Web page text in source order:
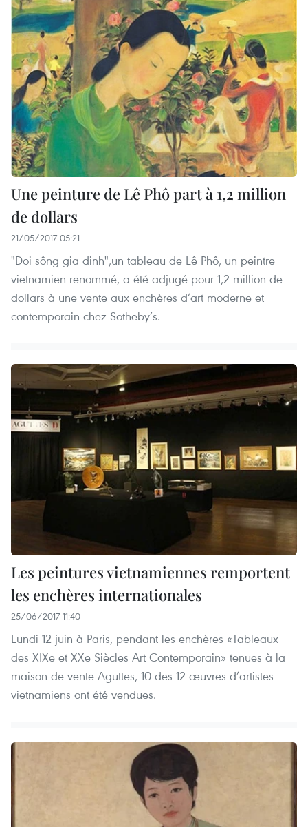
Une peinture de Lê Phô part à 1,2 million
de dollars
21/05/2017 05:21
"Doi sông gia dinh",un tableau de Lê Phô, un peintre
vietnamien renommé, a été adjugé pour 1,2 million de
dollars à une vente aux enchères d’art moderne et
contemporain chez Sotheby’s.
Les peintures vietnamiennes remportent
les enchères internationales
25/06/2017 11:40
Lundi 12 juin à Paris, pendant les enchères «Tableaux
des XIXe et XXe Siècles Art Contemporain» tenues à la
maison de vente Aguttes, 10 des 12 œuvres d’artistes
vietnamiens ont été vendues.